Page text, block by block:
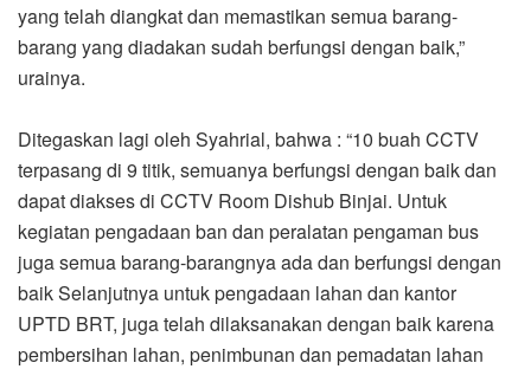
yang telah diangkat dan memastikan semua barang-
barang yang diadakan sudah berfungsi dengan baik,”
urainya.
Ditegaskan lagi oleh Syahrial, bahwa : “10 buah CCTV
terpasang di 9 titik, semuanya berfungsi dengan baik dan
dapat diakses di CCTV Room Dishub Binjai. Untuk
kegiatan pengadaan ban dan peralatan pengaman bus
juga semua barang-barangnya ada dan berfungsi dengan
baik Selanjutnya untuk pengadaan lahan dan kantor
UPTD BRT, juga telah dilaksanakan dengan baik karena
pembersihan lahan, penimbunan dan pemadatan lahan